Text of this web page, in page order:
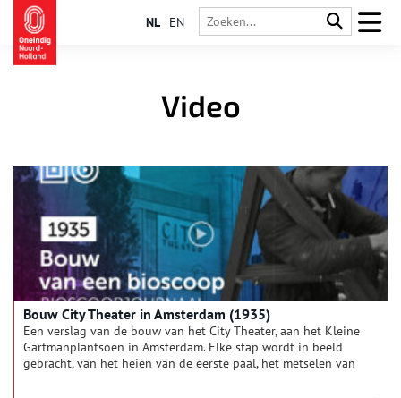
NL EN
Video
Bouw City Theater in Amsterdam (1935)
Een verslag van de bouw van het City Theater, aan het Kleine
Gartmanplantsoen in Amsterdam. Elke stap wordt in beeld
gebracht, van het heien van de eerste paal, het metselen van